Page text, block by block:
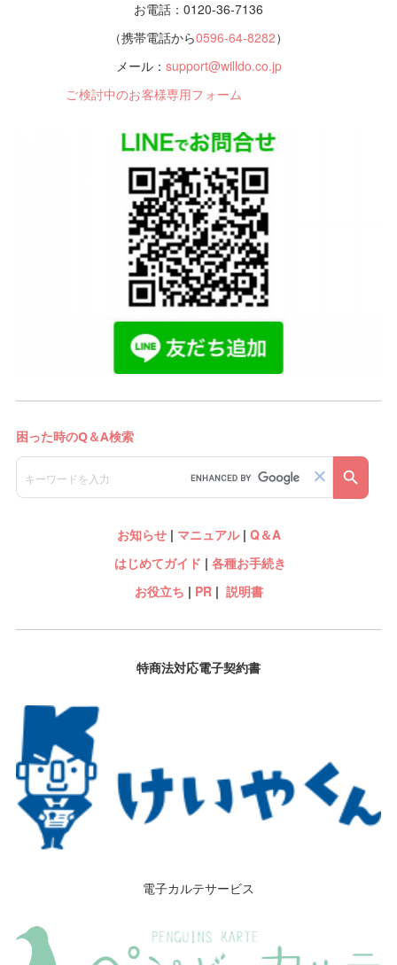
お電話：0120-36-7136
（携帯電話から0596-64-8282）
メール： support@willdo.co.jp
ご検討中のお客様専用フォーム
お知らせ| マニュアル| Q＆A
はじめてガイド | 各種お手続き
お役立ち | PR| 説明書
特商法対応電子契約書
電子カルテサービス